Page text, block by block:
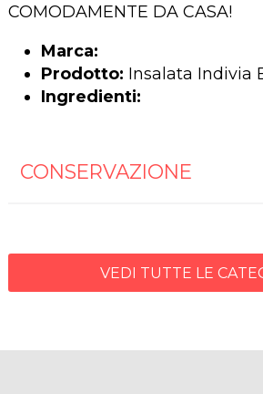
COMODAMENTE DA CASA!
Marca:
Prodotto: Insalata Indivia
Ingredienti:
CONSERVAZIONE
VEDI TUTTE LE